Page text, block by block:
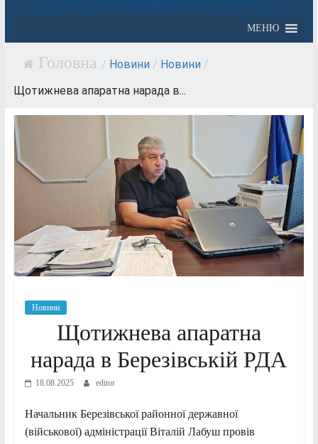
МЕНЮ
/ Новини / Новини /
Щотижнева апаратна нарада в...
Новини
Щотижнева апаратна
нарада в Березівській РДА
18.08.2025 editor
Начальник Березівської районної державної
(військової) адміністрації Віталій Лабуш провів